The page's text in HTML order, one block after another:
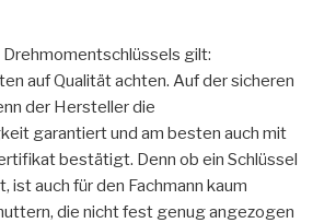
gilt:
auf Qualität achten. Auf der sicheren
der Hersteller die
garantiert und am besten auch mit
bestätigt. Denn ob ein Schlüssel
ist auch für den Fachmann kaum
die nicht fest genug angezogen